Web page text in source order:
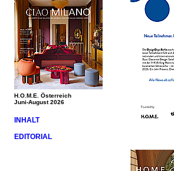
H.O.M.E. Österreich
Juni-August 2026
INHALT
EDITORIAL